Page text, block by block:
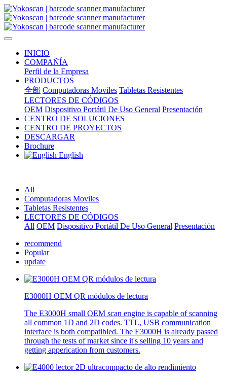
INICIO
COMPAÑÍA
Perfil de la Empresa
PRODUCTOS
全部 Computadoras Moviles Tabletas Resistentes
LECTORES DE CÓDIGOS
OEM Dispositivo Portátil De Uso General Presentación
CENTRO DE SOLUCIONES
CENTRO DE PROYECTOS
DESCARGAR
Brochure
English
All
Computadoras Moviles
Tabletas Resistentes
LECTORES DE CÓDIGOS
All OEM Dispositivo Portátil De Uso General Presentación
recommend
Popular
update
E3000H OEM QR módulos de lectura
The E3000H small OEM scan engine is capable of scanning
all common 1D and 2D codes. TTL, USB communication
interface is both compatibled. The E3000H is already passed
through the tests of market since it's selling 10 years and
getting apperication from customers.